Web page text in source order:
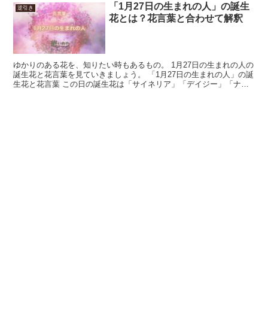
逆引き
「1月27日の生まれの人」の誕生
花とは？花言葉と合わせて解釈
ゆかりのある花を、知りたい時もあるもの。 1月27日の生まれの人の
誕生花と花言葉を見ていきましょう。 「1月27日の生まれの人」の誕
生花と花言葉 この日の誕生花は「サイネリア」「デイジー」「ナナ